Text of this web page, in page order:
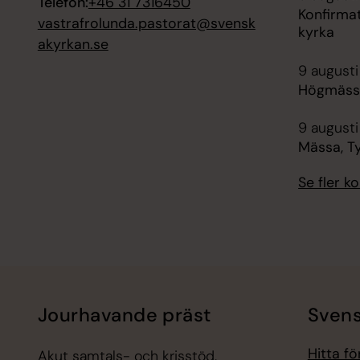
vastrafrolunda.pastorat@svensk
akyrkan.se
kyrka
9 augusti
9 augusti
Mässa,
Se fler
Jourhavande präst
Akut samtals- och krisstöd. Hitta